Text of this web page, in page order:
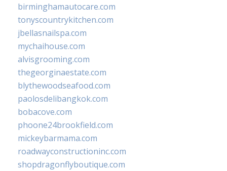
birminghamautocare.com
tonyscountrykitchen.com
jbellasnailspa.com
mychaihouse.com
alvisgrooming.com
thegeorginaestate.com
blythewoodseafood.com
paolosdelibangkok.com
bobacove.com
phoone24brookfield.com
mickeybarmama.com
roadwayconstructioninc.com
shopdragonflyboutique.com